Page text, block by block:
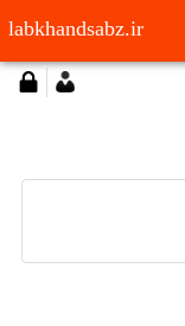
labkhandsabz.ir